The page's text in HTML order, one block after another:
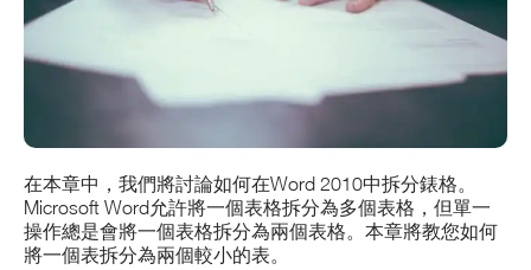
在本章中，我們將討論如何在Word 2010中拆分錶格。
Microsoft Word允許將一個表格拆分為多個表格，但單一
操作總是會將一個表格拆分為兩個表格。本章將教您如何
將一個表拆分為兩個較小的表。